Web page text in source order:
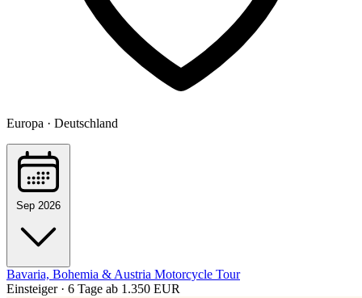
Europa · Deutschland
Sep 2026
Bavaria, Bohemia & Austria Motorcycle Tour
Einsteiger · 6 Tage ab 1.350 EUR